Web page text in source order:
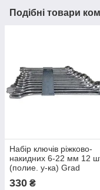
Подібні товари
Набір ключів ріжково-
накидних 6-22 мм 12
(полие. у-ка) Grad
330 ₴